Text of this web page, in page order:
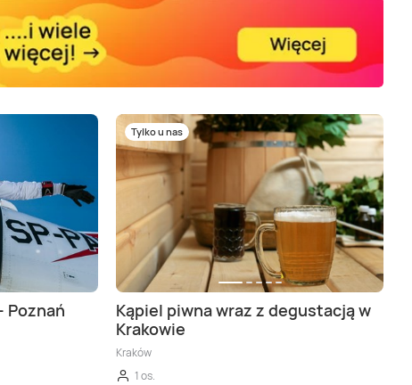
Poznań
Tylko u nas
Kąpiel piwna wraz z degustacją w
Krakowie
Kraków
1 os.